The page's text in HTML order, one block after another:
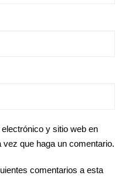
y sitio web en
que haga un comentario.
comentarios a esta